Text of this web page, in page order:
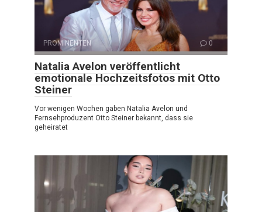
PROMINENTEN 0
Natalia Avelon veröffentlicht
emotionale Hochzeitsfotos mit Otto
Steiner
Vor wenigen Wochen gaben Natalia Avelon und
Fernsehproduzent Otto Steiner bekannt, dass sie
geheiratet